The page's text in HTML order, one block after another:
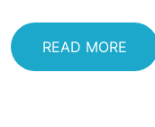
READ MORE